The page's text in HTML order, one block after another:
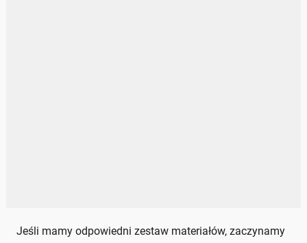
Jeśli mamy odpowiedni zestaw materiałów, zaczynamy